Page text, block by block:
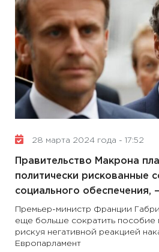
28 марта 2024 года - 17:52
Правительство Макрона
политически рискованные
социального обеспечения,
Премьер-министр Франции
еще больше сократить пособие
рискуя негативной реакцией
Европарламент